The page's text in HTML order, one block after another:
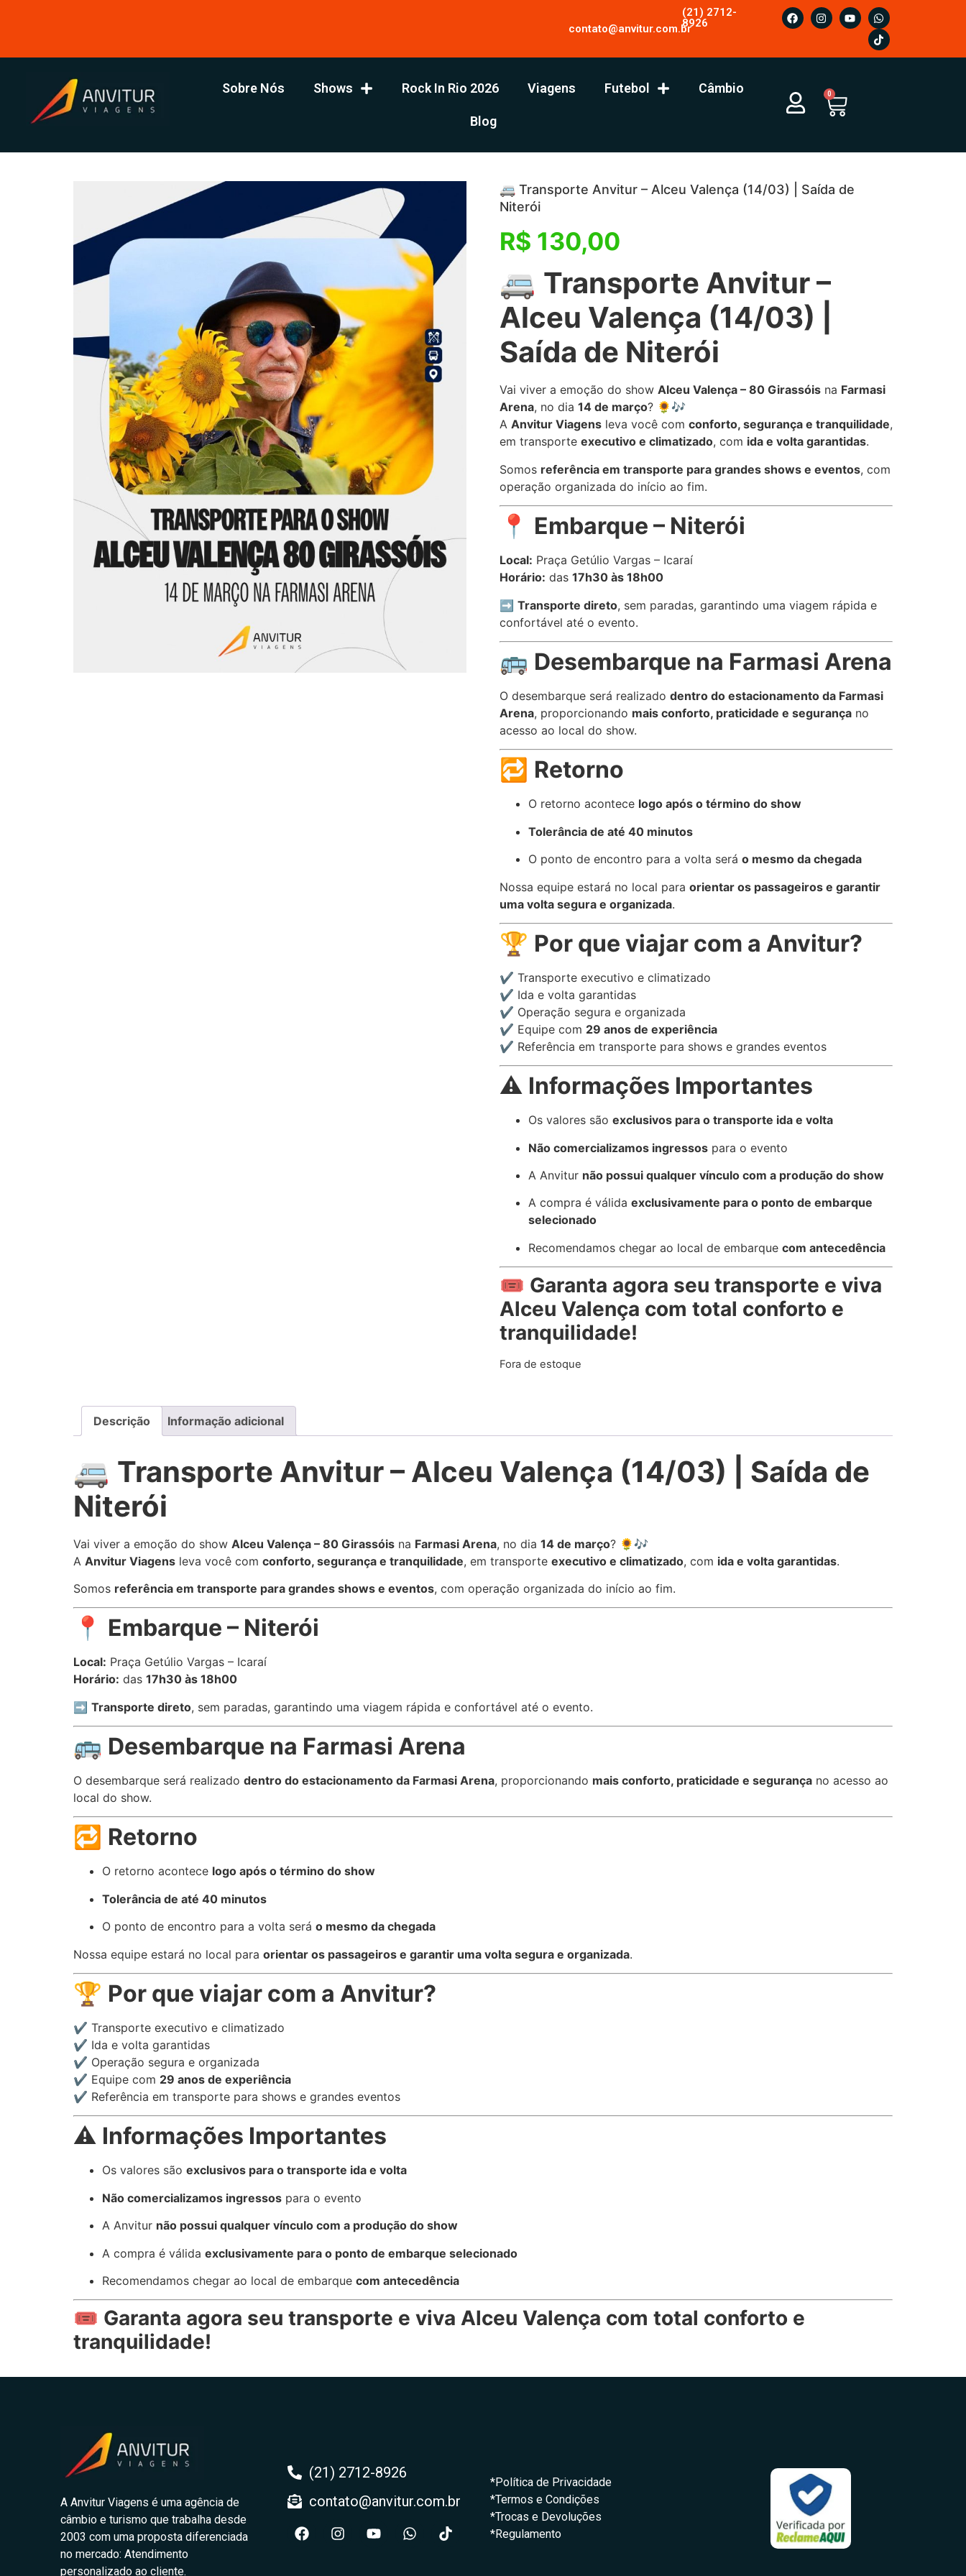
contato@anvitur.com.br
(21) 2712-
8926
Sobre Nós Shows Rock In Rio 2026 Viagens Futebol Câmbio
Blog
0
🚐 Transporte Anvitur – Alceu Valença (14/03) | Saída de
Niterói
R$ 130,00
🚐 Transporte Anvitur –
Alceu Valença (14/03) |
Saída de Niterói
Vai viver a emoção do show Alceu Valença – 80 Girassóisna Farmasi
Arena, no dia 14 de março? 🌻🎶
A Anvitur Viagensleva você com conforto, segurança e tranquilidade,
em transporte executivo e climatizado, com ida e volta garantidas.
Somos referência em transporte para grandes shows e eventos, com
operação organizada do início ao fim.
📍 Embarque – Niterói
Local: Praça Getúlio Vargas – Icaraí
Horário: das 17h30 às 18h00
➡️ Transporte direto, sem paradas, garantindo uma viagem rápida e
confortável até o evento.
🚌 Desembarque na Farmasi Arena
O desembarque será realizado dentro do estacionamento da Farmasi
Arena, proporcionando mais conforto, praticidade e segurançano
acesso ao local do show.
🔁 Retorno
O retorno acontece logo após o término do show
Tolerância de até 40 minutos
O ponto de encontro para a volta será o mesmo da chegada
Nossa equipe estará no local para orientar os passageiros e garantir
uma volta segura e organizada.
🏆 Por que viajar com a Anvitur?
✔️ Transporte executivo e climatizado
✔️ Ida e volta garantidas
✔️ Operação segura e organizada
✔️ Equipe com 29 anos de experiência
✔️ Referência em transporte para shows e grandes eventos
⚠️ Informações Importantes
Os valores são exclusivos para o transporte ida e volta
Não comercializamos ingressospara o evento
A Anvitur não possui qualquer vínculo com a produção do show
A compra é válida exclusivamente para o ponto de embarque
selecionado
Recomendamos chegar ao local de embarque com antecedência
🎟️ Garanta agora seu transporte e viva
Alceu Valença com total conforto e
tranquilidade!
Fora de estoque
Descrição Informação adicional
🚐 Transporte Anvitur – Alceu Valença (14/03) | Saída de
Niterói
Vai viver a emoção do show Alceu Valença – 80 Girassóis na Farmasi Arena, no dia 14 de março? 🌻🎶
A Anvitur Viagens leva você com conforto, segurança e tranquilidade, em transporte executivo e climatizado, com ida e volta garantidas.
Somos referência em transporte para grandes shows e eventos, com operação organizada do início ao fim.
📍 Embarque – Niterói
Local: Praça Getúlio Vargas – Icaraí
Horário: das 17h30 às 18h00
➡️ Transporte direto, sem paradas, garantindo uma viagem rápida e confortável até o evento.
🚌 Desembarque na Farmasi Arena
O desembarque será realizado dentro do estacionamento da Farmasi Arena, proporcionando mais conforto, praticidade e segurança no acesso ao
local do show.
🔁 Retorno
O retorno acontece logo após o término do show
Tolerância de até 40 minutos
O ponto de encontro para a volta será o mesmo da chegada
Nossa equipe estará no local para orientar os passageiros e garantir uma volta segura e organizada.
🏆 Por que viajar com a Anvitur?
✔️ Transporte executivo e climatizado
✔️ Ida e volta garantidas
✔️ Operação segura e organizada
✔️ Equipe com 29 anos de experiência
✔️ Referência em transporte para shows e grandes eventos
⚠️ Informações Importantes
Os valores são exclusivos para o transporte ida e volta
Não comercializamos ingressos para o evento
A Anvitur não possui qualquer vínculo com a produção do show
A compra é válida exclusivamente para o ponto de embarque selecionado
Recomendamos chegar ao local de embarque com antecedência
🎟️ Garanta agora seu transporte e viva Alceu Valença com total conforto e
tranquilidade!
A Anvitur Viagens é uma agência de
câmbio e turismo que trabalha desde
2003 com uma proposta diferenciada
no mercado: Atendimento
personalizado ao cliente.
(21) 2712-8926
contato@anvitur.com.br
*Política de Privacidade
*Termos e Condições
*Trocas e Devoluções
*Regulamento